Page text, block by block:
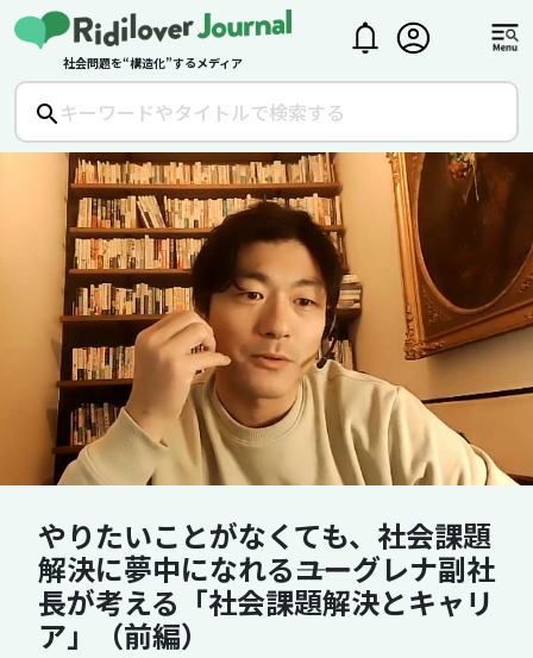
社会問題を“構造化”するメディア
やりたいことがなくても、社会課題
解決に夢中になれる――ユーグレナ副社
長が考える「社会課題解決とキャリ
ア」（前編）